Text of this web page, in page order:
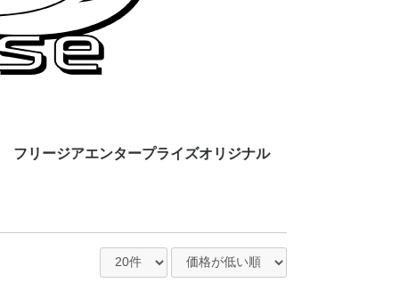
フリージアエンタープライズオリジナル